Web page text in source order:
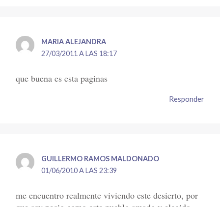
MARIA ALEJANDRA
27/03/2011 A LAS 18:17
que buena es esta paginas
Responder
GUILLERMO RAMOS MALDONADO
01/06/2010 A LAS 23:39
me encuentro realmente viviendo este desierto, por